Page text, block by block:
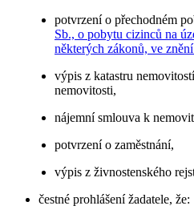
potvrzení o přechodném
Sb., o pobytu cizinců na
některých zákonů, ve
výpis z katastru
nemovitosti,
nájemní smlouva k
potvrzení o zaměstnání,
výpis z živnostenského
čestné prohlášení žadatele, že: